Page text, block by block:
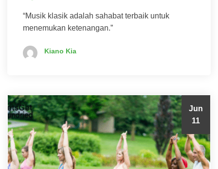
“Musik klasik adalah sahabat terbaik untuk
menemukan ketenangan.”
Kiano Kia
Jun
11